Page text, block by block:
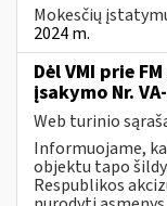
Mokesčių
2024 m.
Dėl VMI prie
įsakymo Nr.
Web turinio
Informuojame,
objektu tapo
Respublikos